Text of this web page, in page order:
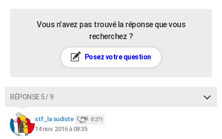
Vous n’avez pas trouvé la réponse que vous
recherchez ?
Posez votre question
RÉPONSE 5 / 9
stf_la sudiste 8 271
14 nov. 2016 à 08:35